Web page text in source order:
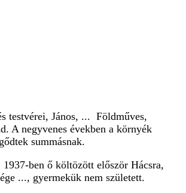
testvérei, János, ... Földműves,
A negyvenes években a környék
summásnak.
1937-ben ő költözött először Hácsra,
..., gyermekük nem született.